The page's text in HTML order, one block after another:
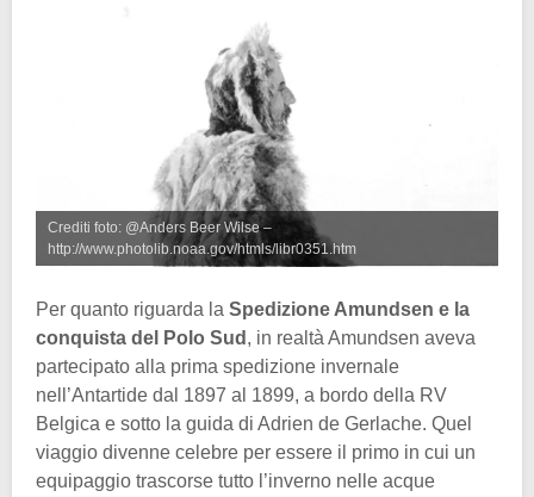
Crediti foto: @Anders Beer Wilse –
http://www.photolib.noaa.gov/htmls/libr0351.htm
Per quanto riguarda la Spedizione Amundsen e la
conquista del Polo Sud , in realtà Amundsen aveva
partecipato alla prima spedizione invernale
nell’Antartide dal 1897 al 1899, a bordo della RV
Belgica e sotto la guida di Adrien de Gerlache. Quel
viaggio divenne celebre per essere il primo in cui un
equipaggio trascorse tutto l’inverno nelle acque